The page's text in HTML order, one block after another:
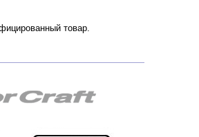
товар.